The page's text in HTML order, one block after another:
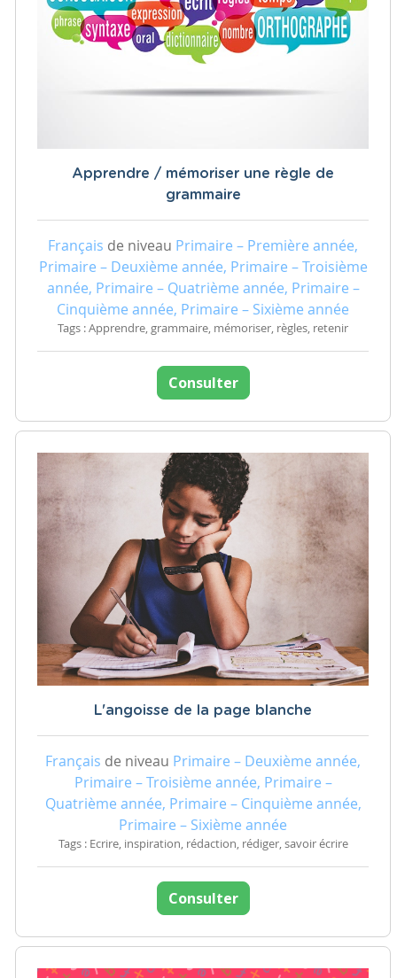
Apprendre / mémoriser une règle de
grammaire
Français de niveau Primaire – Première année,
Primaire – Deuxième année, Primaire – Troisième
année, Primaire – Quatrième année, Primaire –
Cinquième année, Primaire – Sixième année
Tags : Apprendre, grammaire, mémoriser, règles, retenir
Consulter
L'angoisse de la page blanche
Français de niveau Primaire – Deuxième année,
Primaire – Troisième année, Primaire –
Quatrième année, Primaire – Cinquième année,
Primaire – Sixième année
Tags : Ecrire, inspiration, rédaction, rédiger, savoir écrire
Consulter